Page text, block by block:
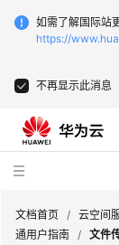
如需了解国际站
https://
不再显示此消息
文档首页 / 云空间
通用户指南 / 文件